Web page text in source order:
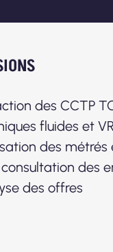
des CCTP
fluides et
des métrés
des
des offres